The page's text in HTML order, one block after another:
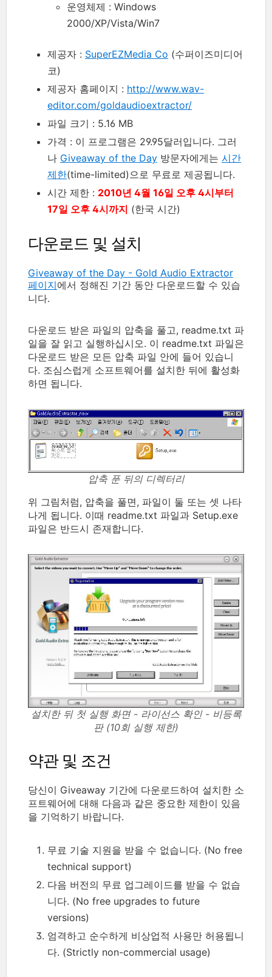
운영체제 : Windows
2000/XP/Vista/Win7
제공자 : SuperEZMedia Co (수퍼이즈미디어
코)
제공자 홈페이지 : http://www.wav-
editor.com/goldaudioextractor/
파일 크기 : 5.16 MB
가격 : 이 프로그램은 29.95달러입니다. 그러
나 Giveaway of the Day 방문자에게는 시간
제한(time-limited)으로 무료로 제공됩니다.
시간 제한 : 2010년 4월 16일 오후 4시부터
17일 오후 4시까지 (한국 시간)
다운로드 및 설치
Giveaway of the Day - Gold Audio Extractor
페이지에서 정해진 기간 동안 다운로드할 수 있습
니다.
다운로드 받은 파일의 압축을 풀고, readme.txt 파
일을 잘 읽고 실행하십시오. 이 readme.txt 파일은
다운로드 받은 모든 압축 파일 안에 들어 있습니
다. 조심스럽게 소프트웨어를 설치한 뒤에 활성화
하면 됩니다.
압축 푼 뒤의 디렉터리
위 그림처럼, 압축을 풀면, 파일이 둘 또는 셋 나타
나게 됩니다. 이때 readme.txt 파일과 Setup.exe
파일은 반드시 존재합니다.
설치한 뒤 첫 실행 화면 - 라이선스 확인 - 비등록
판 (10회 실행 제한)
약관 및 조건
당신이 Giveaway 기간에 다운로드하여 설치한 소
프트웨어에 대해 다음과 같은 중요한 제한이 있음
을 기억하기 바랍니다.
무료 기술 지원을 받을 수 없습니다. (No free
technical support)
다음 버전의 무료 업그레이드를 받을 수 없습
니다. (No free upgrades to future
versions)
엄격하고 순수하게 비상업적 사용만 허용됩니
다. (Strictly non-commercial usage)